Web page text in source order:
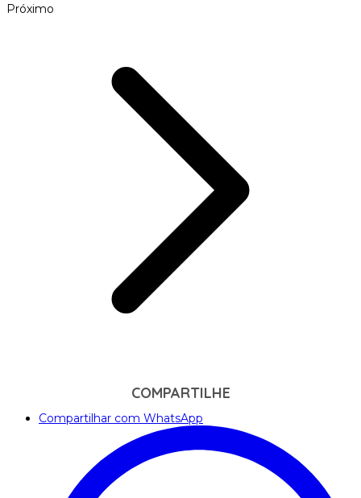
Próximo
COMPARTILHE
Compartilhar com WhatsApp